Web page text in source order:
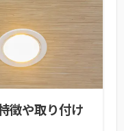
徴や取り付け